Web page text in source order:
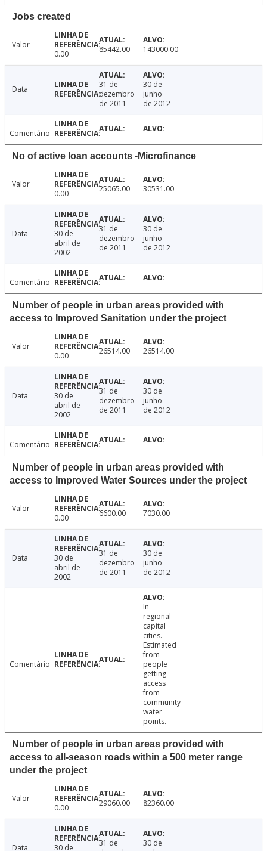
Jobs created
Valor
0.00
85442.00 143000.00
Data
31 de
dezembro
de 2011
30 de
junho
de 2012
Comentário
No of active loan accounts -Microfinance
Valor
0.00
25065.00 30531.00
Data
30 de
abril de
2002
31 de
dezembro
de 2011
30 de
junho
de 2012
Comentário
Number of people in urban areas provided with
access to Improved Sanitation under the project
Valor
0.00
26514.00 26514.00
Data
30 de
abril de
2002
31 de
dezembro
de 2011
30 de
junho
de 2012
Comentário
Number of people in urban areas provided with
access to Improved Water Sources under the project
Valor
0.00
6600.00 7030.00
Data
30 de
abril de
2002
31 de
dezembro
de 2011
30 de
junho
de 2012
Comentário
In
regional
capital
cities.
Estimated
from
people
getting
access
from
community
water
points.
Number of people in urban areas provided with
access to all-season roads within a 500 meter range
under the project
Valor
0.00
29060.00 82360.00
Data 30 de
31 de
30 de